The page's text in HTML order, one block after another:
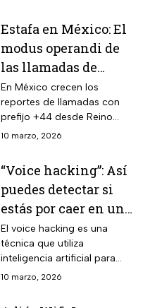
Estafa en México: El
modus operandi de
las llamadas de
Reino Unido
ofreciendo trabajo
En México crecen los
reportes de llamadas con
prefijo +44 desde Reino
Unido; conoce cómo opera
contacto así.
10 marzo, 2026
“Voice hacking”: Así
puedes detectar si
estás por caer en una
estafa con voz creada
por IA
El voice hacking es una
técnica que utiliza
inteligencia artificial para
imitar voces y realizar
10 marzo, 2026